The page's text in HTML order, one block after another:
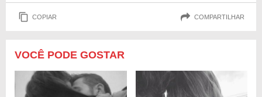
COPIAR COMPARTILHAR
VOCÊ PODE GOSTAR